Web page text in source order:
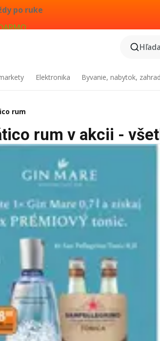
po ruke
Elektronika Byvanie, nabytok,
rum
rum v akcii -